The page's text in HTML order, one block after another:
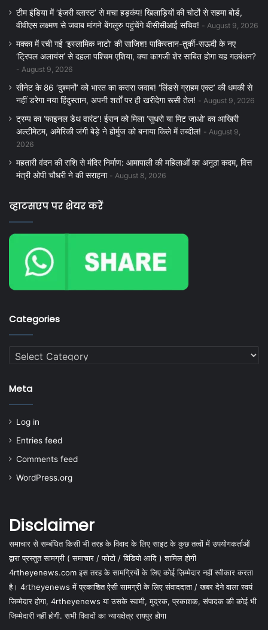
टीम इंडिया में ‘इंजरी ब्लास्ट’ से मचा हड़कंप! खिलाड़ियों की चोटों से सहमा बोर्ड,
वीवीएस लक्ष्मण से जवाब मांगने बेंगलुरु पहुंचेंगे बीसीसीआई सचिव!
August 9, 2026
मक्का में रची गई ‘इस्लामिक नाटो’ की साजिश! पाकिस्तान-तुर्की-सऊदी के नए
‘ट्रिपल अलायंस’ से दहला पश्चिम एशिया, क्या कागजी शेर साबित होगा यह गठबंधन?
August 9, 2026
सीनेट के 86 ‘दुश्मनों’ को भारत का करारा जवाब! ‘लिंडसे ग्राहम एक्ट’ की धमकी से
नहीं डरेगा नया हिंदुस्तान, अपनी शर्तों पर ही खरीदेगा रूसी तेल!
August 9, 2026
ट्रम्प का ‘फाइनल डेथ वारंट’! ईरान को मिला ‘सुधरो या मिट जाओ’ का आखिरी
अल्टीमेटम, अमेरिकी जंगी बेड़े ने होर्मुज को बनाया किले में तब्दील!
August 9,
2026
महतारी वंदन की राशि से मंदिर निर्माण: आमापाली की महिलाओं का अनूठा कदम, वित्त
मंत्री ओपी चौधरी ने की सराहना
August 8, 2026
व्हाटसएप पर शेयर करें
Categories
Categories
Meta
Log in
Entries feed
Comments feed
WordPress.org
Disclaimer
समाचार से सम्बंधित किसी भी तरह के विवाद के लिए साइट के कुछ तत्वों में उपयोगकर्ताओं
द्वारा प्रस्तुत सामग्री ( समाचार / फोटो / विडियो आदि ) शामिल होगी
4rtheyenews.com इस तरह के सामग्रियों के लिए कोई ज़िम्मेदार नहीं स्वीकार करता
है। 4rtheyenews में प्रकाशित ऐसी सामग्री के लिए संवाददाता / खबर देने वाला स्वयं
जिम्मेदार होगा, 4rtheyenews या उसके स्वामी, मुद्रक, प्रकाशक, संपादक की कोई भी
जिम्मेदारी नहीं होगी. सभी विवादों का न्यायक्षेत्र रायपुर होगा